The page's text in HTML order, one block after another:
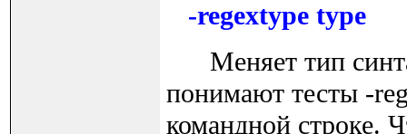
-regextype type
Меняет тип
понимают тесты -
командной строке.